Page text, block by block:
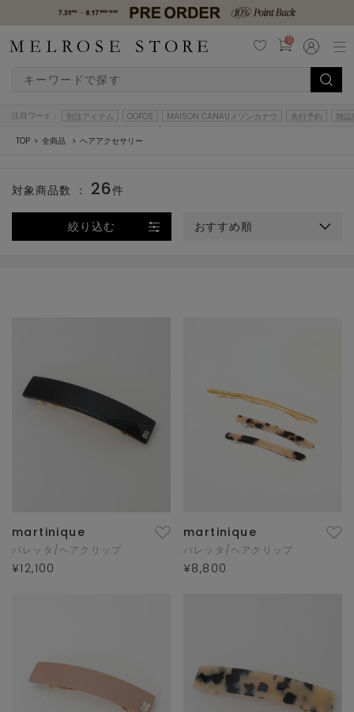
0
注目ワード： 別注アイテム OOFOS MAISON CANAUメゾンカナウ 先行予約 雑誌
TOP 全商品 ヘアアクセサリー
絞り込む おすすめ順
対象商品数 ： 26件
martinique
バレッタ/ヘアクリップ
¥12,100
martinique
バレッタ/ヘアクリップ
¥8,800